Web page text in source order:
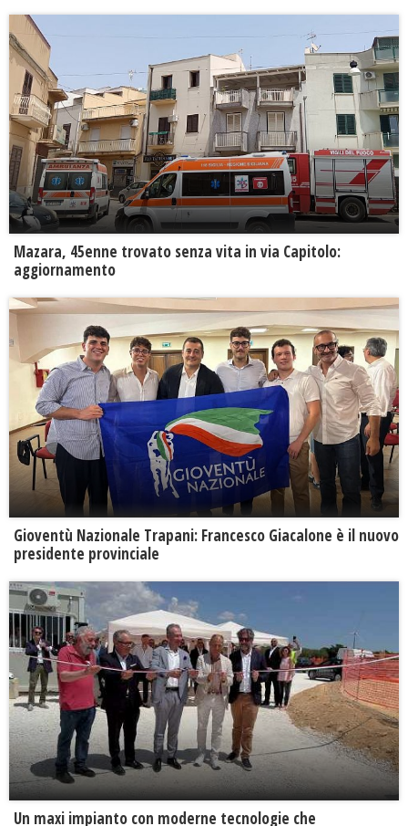
Mazara, 45enne trovato senza vita in via Capitolo:
aggiornamento
Gioventù Nazionale Trapani: Francesco Giacalone è il nuovo
presidente provinciale
Un maxi impianto con moderne tecnologie che